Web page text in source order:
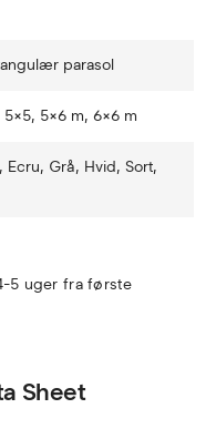
parasol
5×6 m, 6×6 m
Grå, Hvid, Sort,
5 uger fra første
Sheet